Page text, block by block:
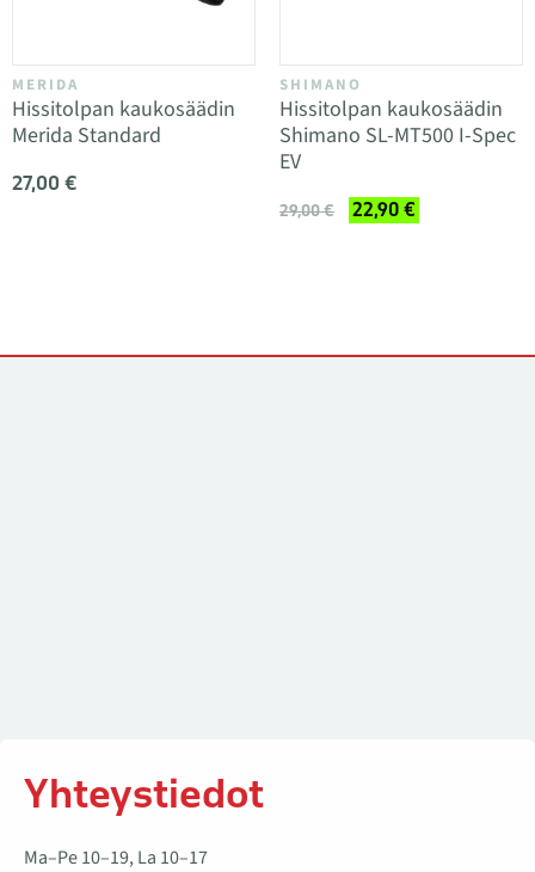
MERIDA
Hissitolpan kaukosäädin
Merida Standard
27,00 €
SHIMANO
Hissitolpan kaukosäädin
Shimano SL-MT500 I-Spec
EV
29,00 € 22,90 €
Yhteystiedot
Ma–Pe 10–19, La 10–17